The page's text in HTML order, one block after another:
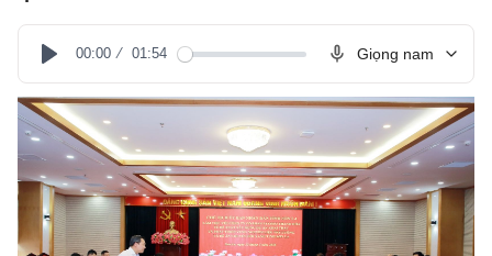
Play
00:00 01:54 Giọng nam